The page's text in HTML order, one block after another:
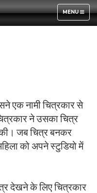
TOGGLE
NAVIGATION
MENU
एक नामी चित्रकार से
ने उसका चित्र
जब चित्र बनकर
को अपने स्टुडियो में
देखने के लिए चित्रकार